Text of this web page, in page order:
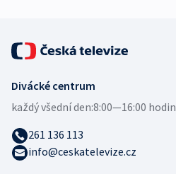
Divácké centrum
každý všední den:8:00—16:00 hodin
261 136 113
info@ceskatelevize.cz